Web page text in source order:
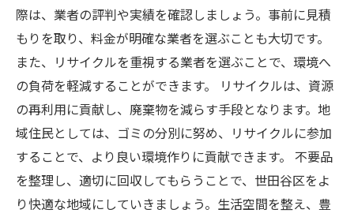
際は、業者の評判や実績を確認しましょう。事前に見積
もりを取り、料金が明確な業者を選ぶことも大切です。
また、リサイクルを重視する業者を選ぶことで、環境へ
の負荷を軽減することができます。 リサイクルは、資源
の再利用に貢献し、廃棄物を減らす手段となります。地
域住民としては、ゴミの分別に努め、リサイクルに参加
することで、より良い環境作りに貢献できます。 不要品
を整理し、適切に回収してもらうことで、世田谷区をよ
り快適な地域にしていきましょう。生活空間を整え、豊